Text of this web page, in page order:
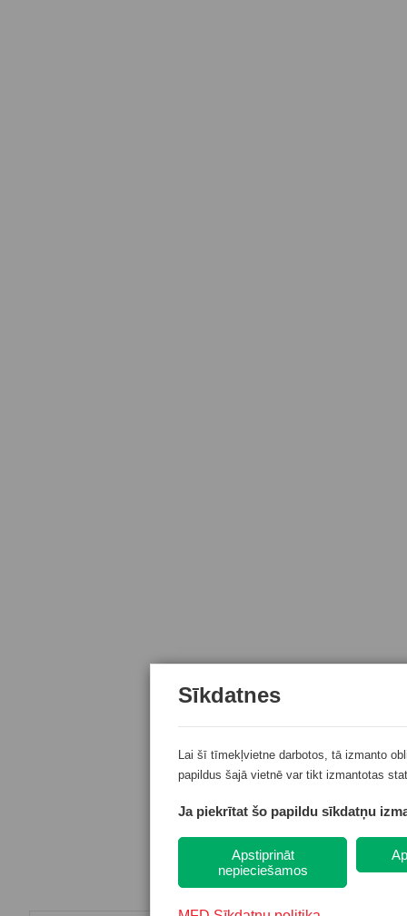
Sīkdatnes
Lai šī tīmekļvietne darbotos, tā izmanto
papildus šajā vietnē var tikt izmantotas
Ja piekrītat šo papildu sīkdatņu
Apstiprināt
nepieciešamos